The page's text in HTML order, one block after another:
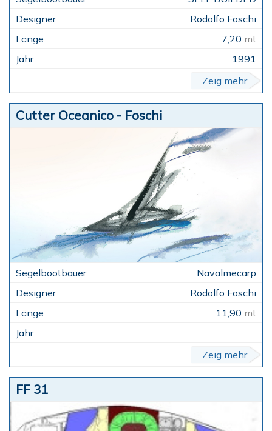
Rodolfo Foschi
7,20 mt
1991
Zeig mehr
Cutter Oceanico - Foschi
Navalmecarp
Rodolfo Foschi
11,90 mt
Zeig mehr
FF 31